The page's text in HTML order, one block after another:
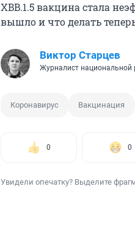
XBB.1.5 вакцина стала
вышло и что делать
Виктор Старцев
Журналист национальной
Коронавирус Вакцинация
0 0
Увидели опечатку? Выделите